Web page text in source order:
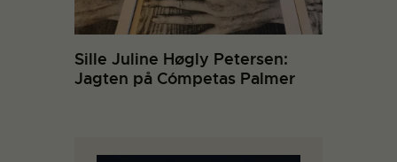
Sille Juline Høgly Petersen:
Jagten på Cómpetas Palmer